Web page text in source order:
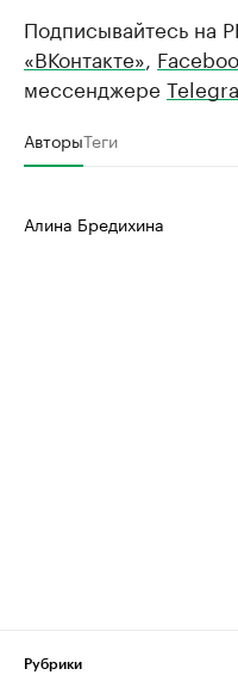
Подписывайтесь на
«ВКонтакте»,
мессенджере
АвторыТеги
Алина Бредихина
Рубрики